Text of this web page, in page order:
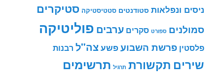
ניסים ונפלאות סטודנטים סטטיסטיקה סטיקרים
סמולנים ספורט סקרים ערבים פוליטיקה
פלסטין פרשת השבועפשעצה"ל רבנות
שירים תקשורת תרגיל תרשימים